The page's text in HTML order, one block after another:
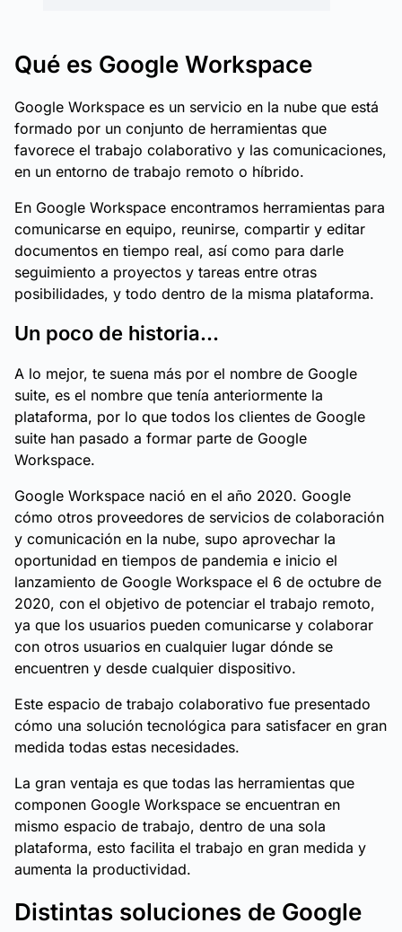
Qué es Google Workspace
Google Workspace es un servicio en la nube que está
formado por un conjunto de herramientas que
favorece el trabajo colaborativo y las comunicaciones,
en un entorno de trabajo remoto o híbrido.
En Google Workspace encontramos herramientas para
comunicarse en equipo, reunirse, compartir y editar
documentos en tiempo real, así como para darle
seguimiento a proyectos y tareas entre otras
posibilidades, y todo dentro de la misma plataforma.
Un poco de historia…
A lo mejor, te suena más por el nombre de Google
suite, es el nombre que tenía anteriormente la
plataforma, por lo que todos los clientes de Google
suite han pasado a formar parte de Google
Workspace.
Google Workspace nació en el año 2020. Google
cómo otros proveedores de servicios de colaboración
y comunicación en la nube, supo aprovechar la
oportunidad en tiempos de pandemia e inicio el
lanzamiento de Google Workspace el 6 de octubre de
2020, con el objetivo de potenciar el trabajo remoto,
ya que los usuarios pueden comunicarse y colaborar
con otros usuarios en cualquier lugar dónde se
encuentren y desde cualquier dispositivo.
Este espacio de trabajo colaborativo fue presentado
cómo una solución tecnológica para satisfacer en gran
medida todas estas necesidades.
La gran ventaja es que todas las herramientas que
componen Google Workspace se encuentran en
mismo espacio de trabajo, dentro de una sola
plataforma, esto facilita el trabajo en gran medida y
aumenta la productividad.
Distintas soluciones de Google